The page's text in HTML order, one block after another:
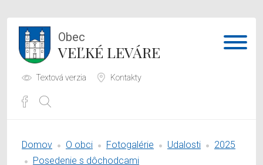
Obec
VEĽKÉ LEVÁRE
Textová verzia Kontakty
Samospráva
Domov O obci Fotogalérie Udalosti
2025
Posedenie s dôchodcami